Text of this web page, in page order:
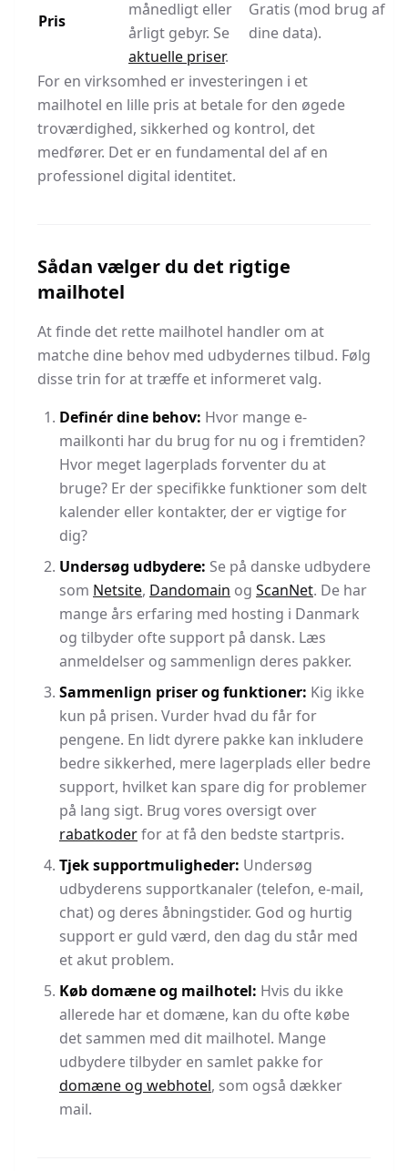
Pris
månedligt eller
årligt gebyr. Se
aktuelle priser.
Gratis (mod brug af
dine data).
For en virksomhed er investeringen i et
mailhotel en lille pris at betale for den øgede
troværdighed, sikkerhed og kontrol, det
medfører. Det er en fundamental del af en
professionel digital identitet.
Sådan vælger du det rigtige
mailhotel
At finde det rette mailhotel handler om at
matche dine behov med udbydernes tilbud. Følg
disse trin for at træffe et informeret valg.
Definér dine behov: Hvor mange e-
mailkonti har du brug for nu og i fremtiden?
Hvor meget lagerplads forventer du at
bruge? Er der specifikke funktioner som delt
kalender eller kontakter, der er vigtige for
dig?
Undersøg udbydere: Se på danske udbydere
som Netsite, Dandomain og ScanNet. De har
mange års erfaring med hosting i Danmark
og tilbyder ofte support på dansk. Læs
anmeldelser og sammenlign deres pakker.
Sammenlign priser og funktioner: Kig ikke
kun på prisen. Vurder hvad du får for
pengene. En lidt dyrere pakke kan inkludere
bedre sikkerhed, mere lagerplads eller bedre
support, hvilket kan spare dig for problemer
på lang sigt. Brug vores oversigt over
rabatkoderfor at få den bedste startpris.
Tjek supportmuligheder: Undersøg
udbyderens supportkanaler (telefon, e-mail,
chat) og deres åbningstider. God og hurtig
support er guld værd, den dag du står med
et akut problem.
Køb domæne og mailhotel: Hvis du ikke
allerede har et domæne, kan du ofte købe
det sammen med dit mailhotel. Mange
udbydere tilbyder en samlet pakke for
domæne og webhotel, som også dækker
mail.